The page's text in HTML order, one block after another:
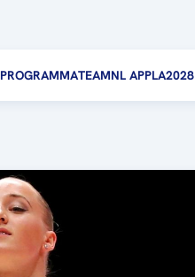
PROGRAMMATEAMNL APPLA2028